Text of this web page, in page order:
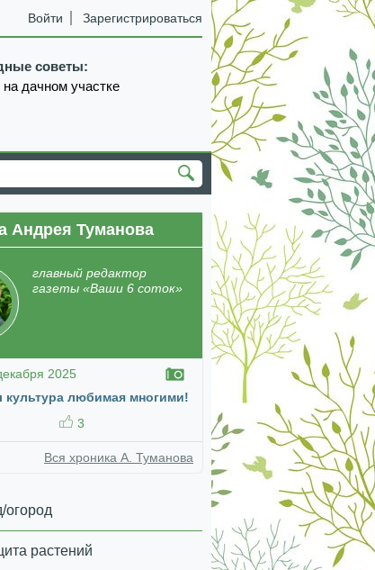
Войти Зарегистрироваться
советы:
на дачном участке
январь февраль март апрель
Андрея Туманова
главный редактор
газеты «Ваши 6 соток»
2025
культура любимая многими!
3
Вся хроника А. Туманова
огород
растений